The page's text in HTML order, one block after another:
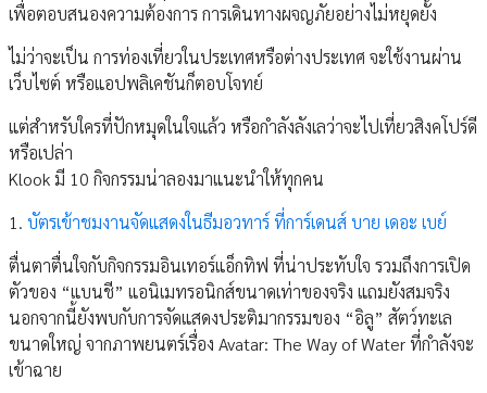
เพื่อตอบสนองความต้องการ การเดินทางผจญภัยอย่างไม่หยุดยั้ง
ไม่ว่าจะเป็น การท่องเที่ยวในประเทศหรือต่างประเทศ จะใช้งานผ่าน
เว็บไซต์ หรือแอปพลิเคชันก็ตอบโจทย์
แต่สำหรับใครที่ปักหมุดในใจแล้ว หรือกำลังลังเลว่าจะไปเที่ยวสิงคโปร์ดี
หรือเปล่า
Klook มี 10 กิจกรรมน่าลองมาแนะนำให้ทุกคน
1. บัตรเข้าชมงานจัดแสดงในธีมอวทาร์ ที่การ์เดนส์ บาย เดอะ เบย์
ตื่นตาตื่นใจกับกิจกรรมอินเทอร์แอ็กทิฟ ที่น่าประทับใจ รวมถึงการเปิด
ตัวของ “แบนชี” แอนิเมทรอนิกส์ขนาดเท่าของจริง แถมยังสมจริง
นอกจากนี้ยังพบกับการจัดแสดงประติมากรรมของ “อิลู” สัตว์ทะเล
ขนาดใหญ่ จากภาพยนตร์เรื่อง Avatar: The Way of Water ที่กำลังจะ
เข้าฉาย